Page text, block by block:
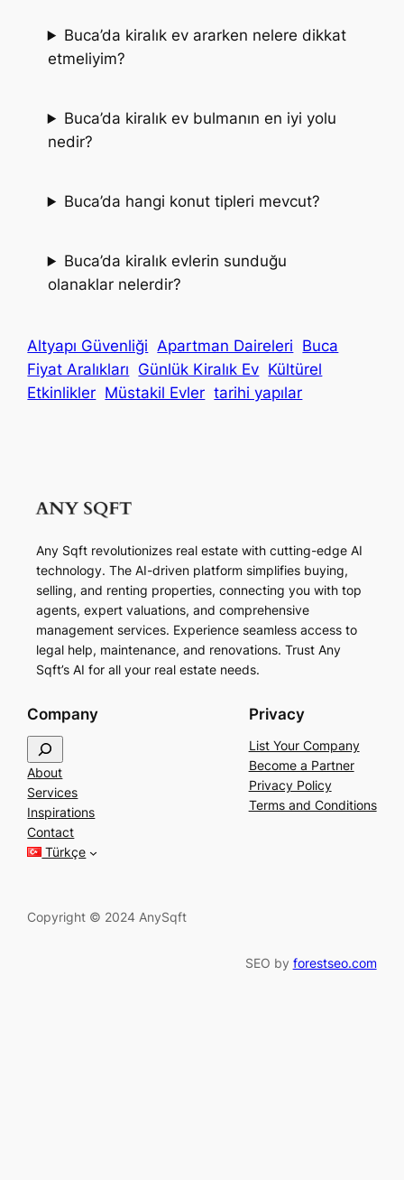
Buca’da kiralık ev ararken nelere dikkat
etmeliyim?
Buca’da kiralık ev bulmanın en iyi yolu
nedir?
Buca’da hangi konut tipleri mevcut?
Buca’da kiralık evlerin sunduğu
olanaklar nelerdir?
Altyapı Güvenliği Apartman Daireleri Buca
Fiyat Aralıkları Günlük Kiralık Ev Kültürel
Etkinlikler Müstakil Evler tarihi yapılar
Any Sqft revolutionizes real estate with cutting-edge AI
technology. The AI-driven platform simplifies buying,
selling, and renting properties, connecting you with top
agents, expert valuations, and comprehensive
management services. Experience seamless access to
legal help, maintenance, and renovations. Trust Any
Sqft’s AI for all your real estate needs.
Company
e
a
r
c
h
About
Services
Inspirations
Contact
Türkçe
Privacy
List Your Company
Become a Partner
Privacy Policy
Terms and Conditions
Copyright © 2024 AnySqft
SEO by forestseo.com